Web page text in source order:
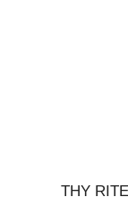
THY